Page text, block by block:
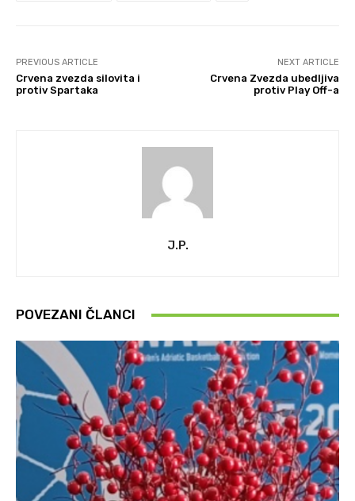
PREVIOUS ARTICLE
Crvena zvezda silovita i
protiv Spartaka
NEXT ARTICLE
Crvena Zvezda ubedljiva
protiv Play Off-a
J.P.
POVEZANI ČLANCI